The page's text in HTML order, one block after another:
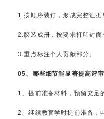
1.按顺序装订，形成完整证据
2.胶装成册，按要求打印封面
3.重点标注个人贡献部分。
05、哪些细节能显著提高评
1、提前准备材料，预留充足
2、继续教育学时提前准备，